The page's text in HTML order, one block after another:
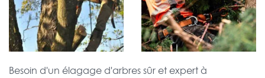
Besoin d'un élagage d'arbres sûr et expert à